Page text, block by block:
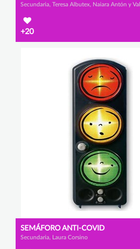
+20
SEMÁFORO ANTI-COVID
Secundaria, Laura Corsino